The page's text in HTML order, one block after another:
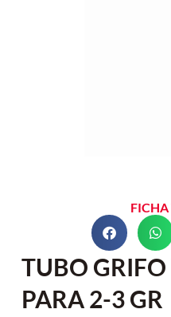
TUBO GRIFO
PARA 2-3 GR